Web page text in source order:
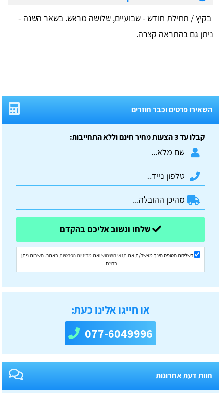
בקיץ / תחילת חודש - שבועיים, שלושה מראש. בשאר השנה -
ניתן גם בהתראה קצרה.
השאירו פרטים וכבר חוזרים
קבלו עד 3 הצעות מחיר חינם וללא התחייבות:
בשליחת הטופס הינך מאשר/ת את תנאי השימושואת מדיניות הפרטיות באתר. השירות ניתן
בחינם!
או חייגו אלינו כעת:
077-6049996
חוות דעת אחרונות